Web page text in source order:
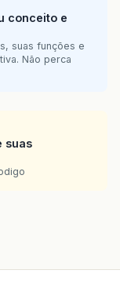
conceito e
suas funções e
Não perca
suas